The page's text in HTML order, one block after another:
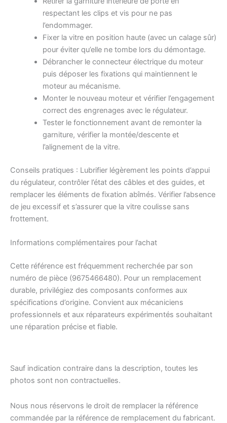
respectant les clips et vis pour ne pas
l’endommager.
Fixer la vitre en position haute (avec un calage sûr)
pour éviter qu’elle ne tombe lors du démontage.
Débrancher le connecteur électrique du moteur
puis déposer les fixations qui maintiennent le
moteur au mécanisme.
Monter le nouveau moteur et vérifier l’engagement
correct des engrenages avec le régulateur.
Tester le fonctionnement avant de remonter la
garniture, vérifier la montée/descente et
l’alignement de la vitre.
Conseils pratiques : Lubrifier légèrement les points d’appui
du régulateur, contrôler l’état des câbles et des guides, et
remplacer les éléments de fixation abîmés. Vérifier l’absence
de jeu excessif et s’assurer que la vitre coulisse sans
frottement.
Informations complémentaires pour l’achat
Cette référence est fréquemment recherchée par son
numéro de pièce (9675466480). Pour un remplacement
durable, privilégiez des composants conformes aux
spécifications d’origine. Convient aux mécaniciens
professionnels et aux réparateurs expérimentés souhaitant
une réparation précise et fiable.
Sauf indication contraire dans la description, toutes les
photos sont non contractuelles.
Nous nous réservons le droit de remplacer la référence
commandée par la référence de remplacement du fabricant.